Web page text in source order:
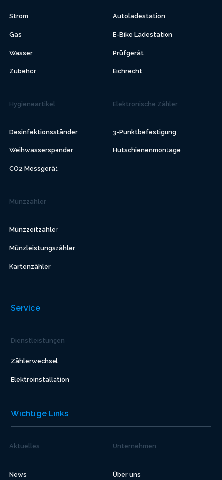
Strom
Gas
Wasser
Zubehör
Autoladestation
E-Bike Ladestation
Prüfgerät
Eichrecht
Hygieneartikel
Desinfektionsständer
Weihwasserspender
CO2 Messgerät
Elektronische Zähler
3-Punktbefestigung
Hutschienenmontage
Münzzähler
Münzzeitzähler
Münzleistungszähler
Kartenzähler
Service
Dienstleistungen
Zählerwechsel
Elektroinstallation
Wichtige Links
Aktuelles
News
Unternehmen
Über uns